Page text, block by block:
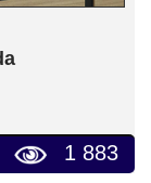
1 883